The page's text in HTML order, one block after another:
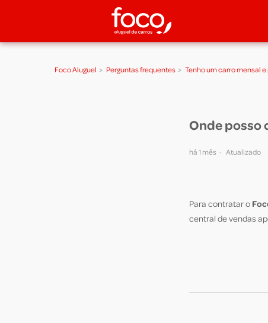
Foco Aluguel Perguntas frequentes Tenho um carro mensal
Onde posso
há 1 mês Atualizado
Para contratar o
central de vendas ap